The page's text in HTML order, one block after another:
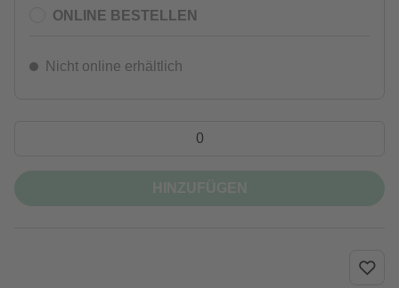
ONLINE BESTELLEN
Nicht online erhältlich